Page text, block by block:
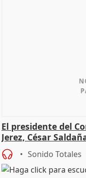
El presidente del
Jerez, César
Sonido Totales